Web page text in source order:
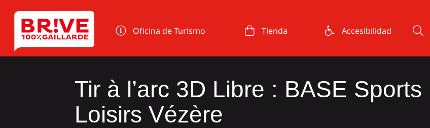
Oficina de Turismo Tienda Accesibilidad
Tir à l’arc 3D Libre : BASE Sports
Loisirs Vézère